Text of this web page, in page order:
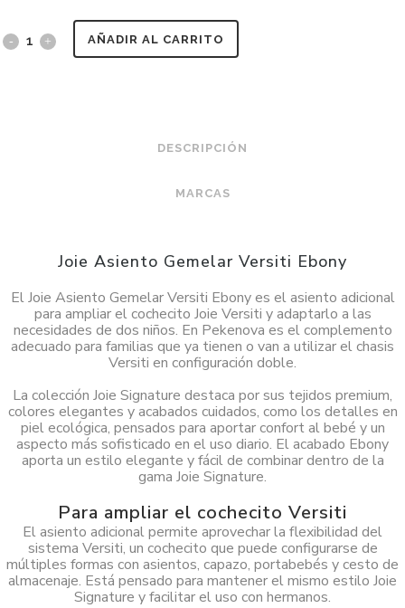
AÑADIR AL CARRITO
DESCRIPCIÓN
MARCAS
Joie Asiento Gemelar Versiti Ebony
El Joie Asiento Gemelar Versiti Ebony es el asiento adicional
para ampliar el cochecito Joie Versiti y adaptarlo a las
necesidades de dos niños. En Pekenova es el complemento
adecuado para familias que ya tienen o van a utilizar el chasis
Versiti en configuración doble.
La colección Joie Signature destaca por sus tejidos premium,
colores elegantes y acabados cuidados, como los detalles en
piel ecológica, pensados para aportar confort al bebé y un
aspecto más sofisticado en el uso diario. El acabado Ebony
aporta un estilo elegante y fácil de combinar dentro de la
gama Joie Signature.
Para ampliar el cochecito Versiti
El asiento adicional permite aprovechar la flexibilidad del
sistema Versiti, un cochecito que puede configurarse de
múltiples formas con asientos, capazo, portabebés y cesto de
almacenaje. Está pensado para mantener el mismo estilo Joie
Signature y facilitar el uso con hermanos.